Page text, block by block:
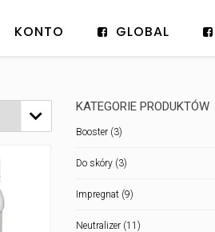
KONTO GLOBAL

KATEGORIE PRODUKTÓW
Booster (3)
Do skóry (3)
Impregnat (9)
Neutralizer (11)